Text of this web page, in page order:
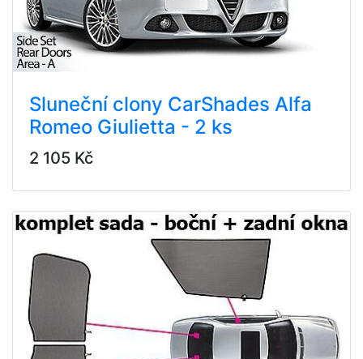
Sluneční clony CarShades Alfa
Romeo Giulietta - 2 ks
2 105 Kč